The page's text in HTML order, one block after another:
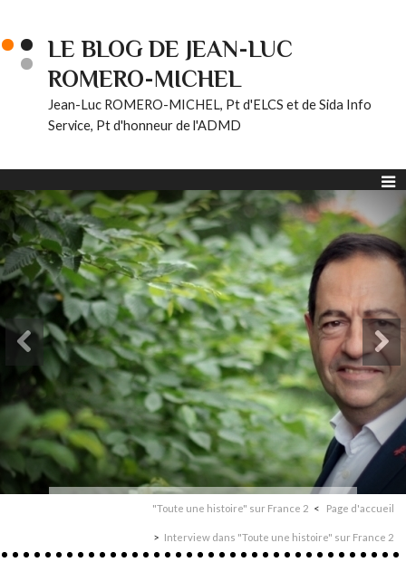
LE BLOG DE JEAN-LUC
ROMERO-MICHEL
Jean-Luc ROMERO-MICHEL, Pt d'ELCS et de Sida Info
Service, Pt d'honneur de l'ADMD
"Toute une histoire" sur France 2 Page d'accueil
Interview dans "Toute une histoire" sur France 2